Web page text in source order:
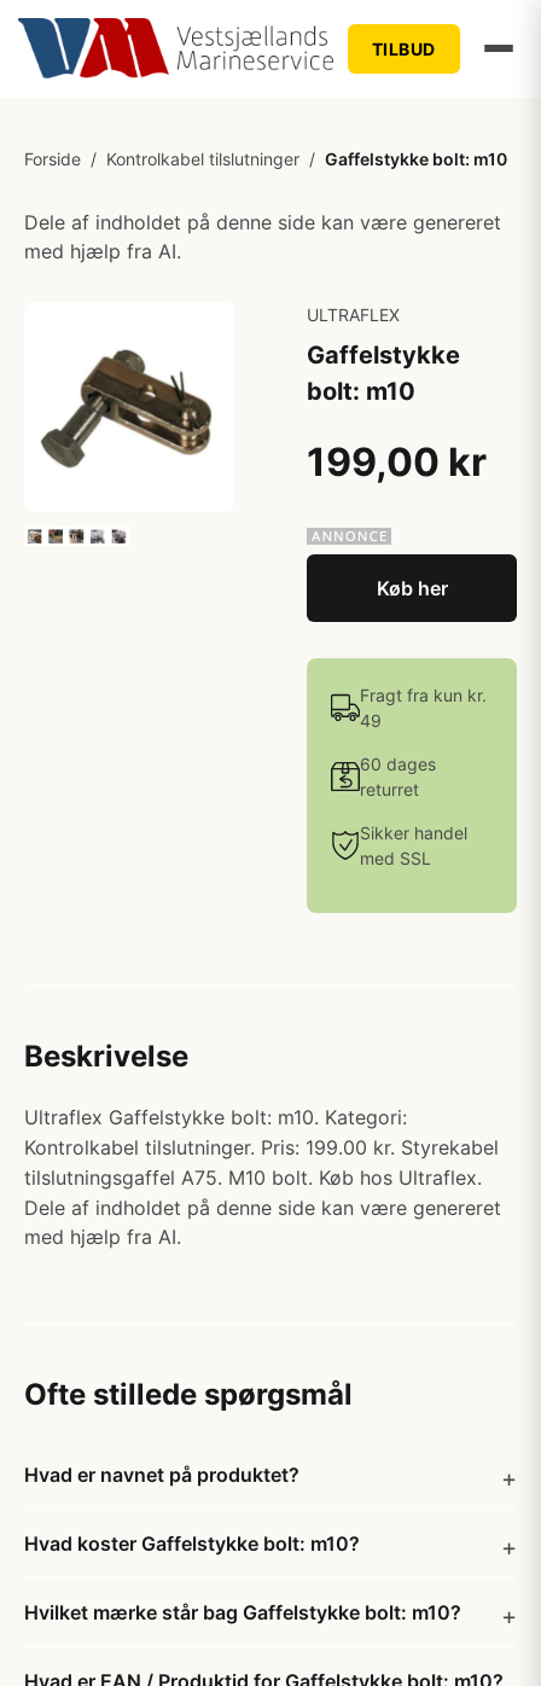
TILBUD
Forside / Kontrolkabel tilslutninger / Gaffelstykke bolt: m10
Dele af indholdet på denne side kan være genereret
med hjælp fra AI.
ULTRAFLEX
Gaffelstykke
bolt: m10
199,00 kr
Køb her
Fragt fra kun kr.
49
60 dages
returret
Sikker handel
med SSL
Beskrivelse
Ultraflex Gaffelstykke bolt: m10. Kategori:
Kontrolkabel tilslutninger. Pris: 199.00 kr. Styrekabel
tilslutningsgaffel A75. M10 bolt. Køb hos Ultraflex.
Dele af indholdet på denne side kan være genereret
med hjælp fra AI.
Ofte stillede spørgsmål
Hvad er navnet på produktet?
Hvad koster Gaffelstykke bolt: m10?
Hvilket mærke står bag Gaffelstykke bolt: m10?
Hvad er EAN / Produktid for Gaffelstykke bolt: m10?